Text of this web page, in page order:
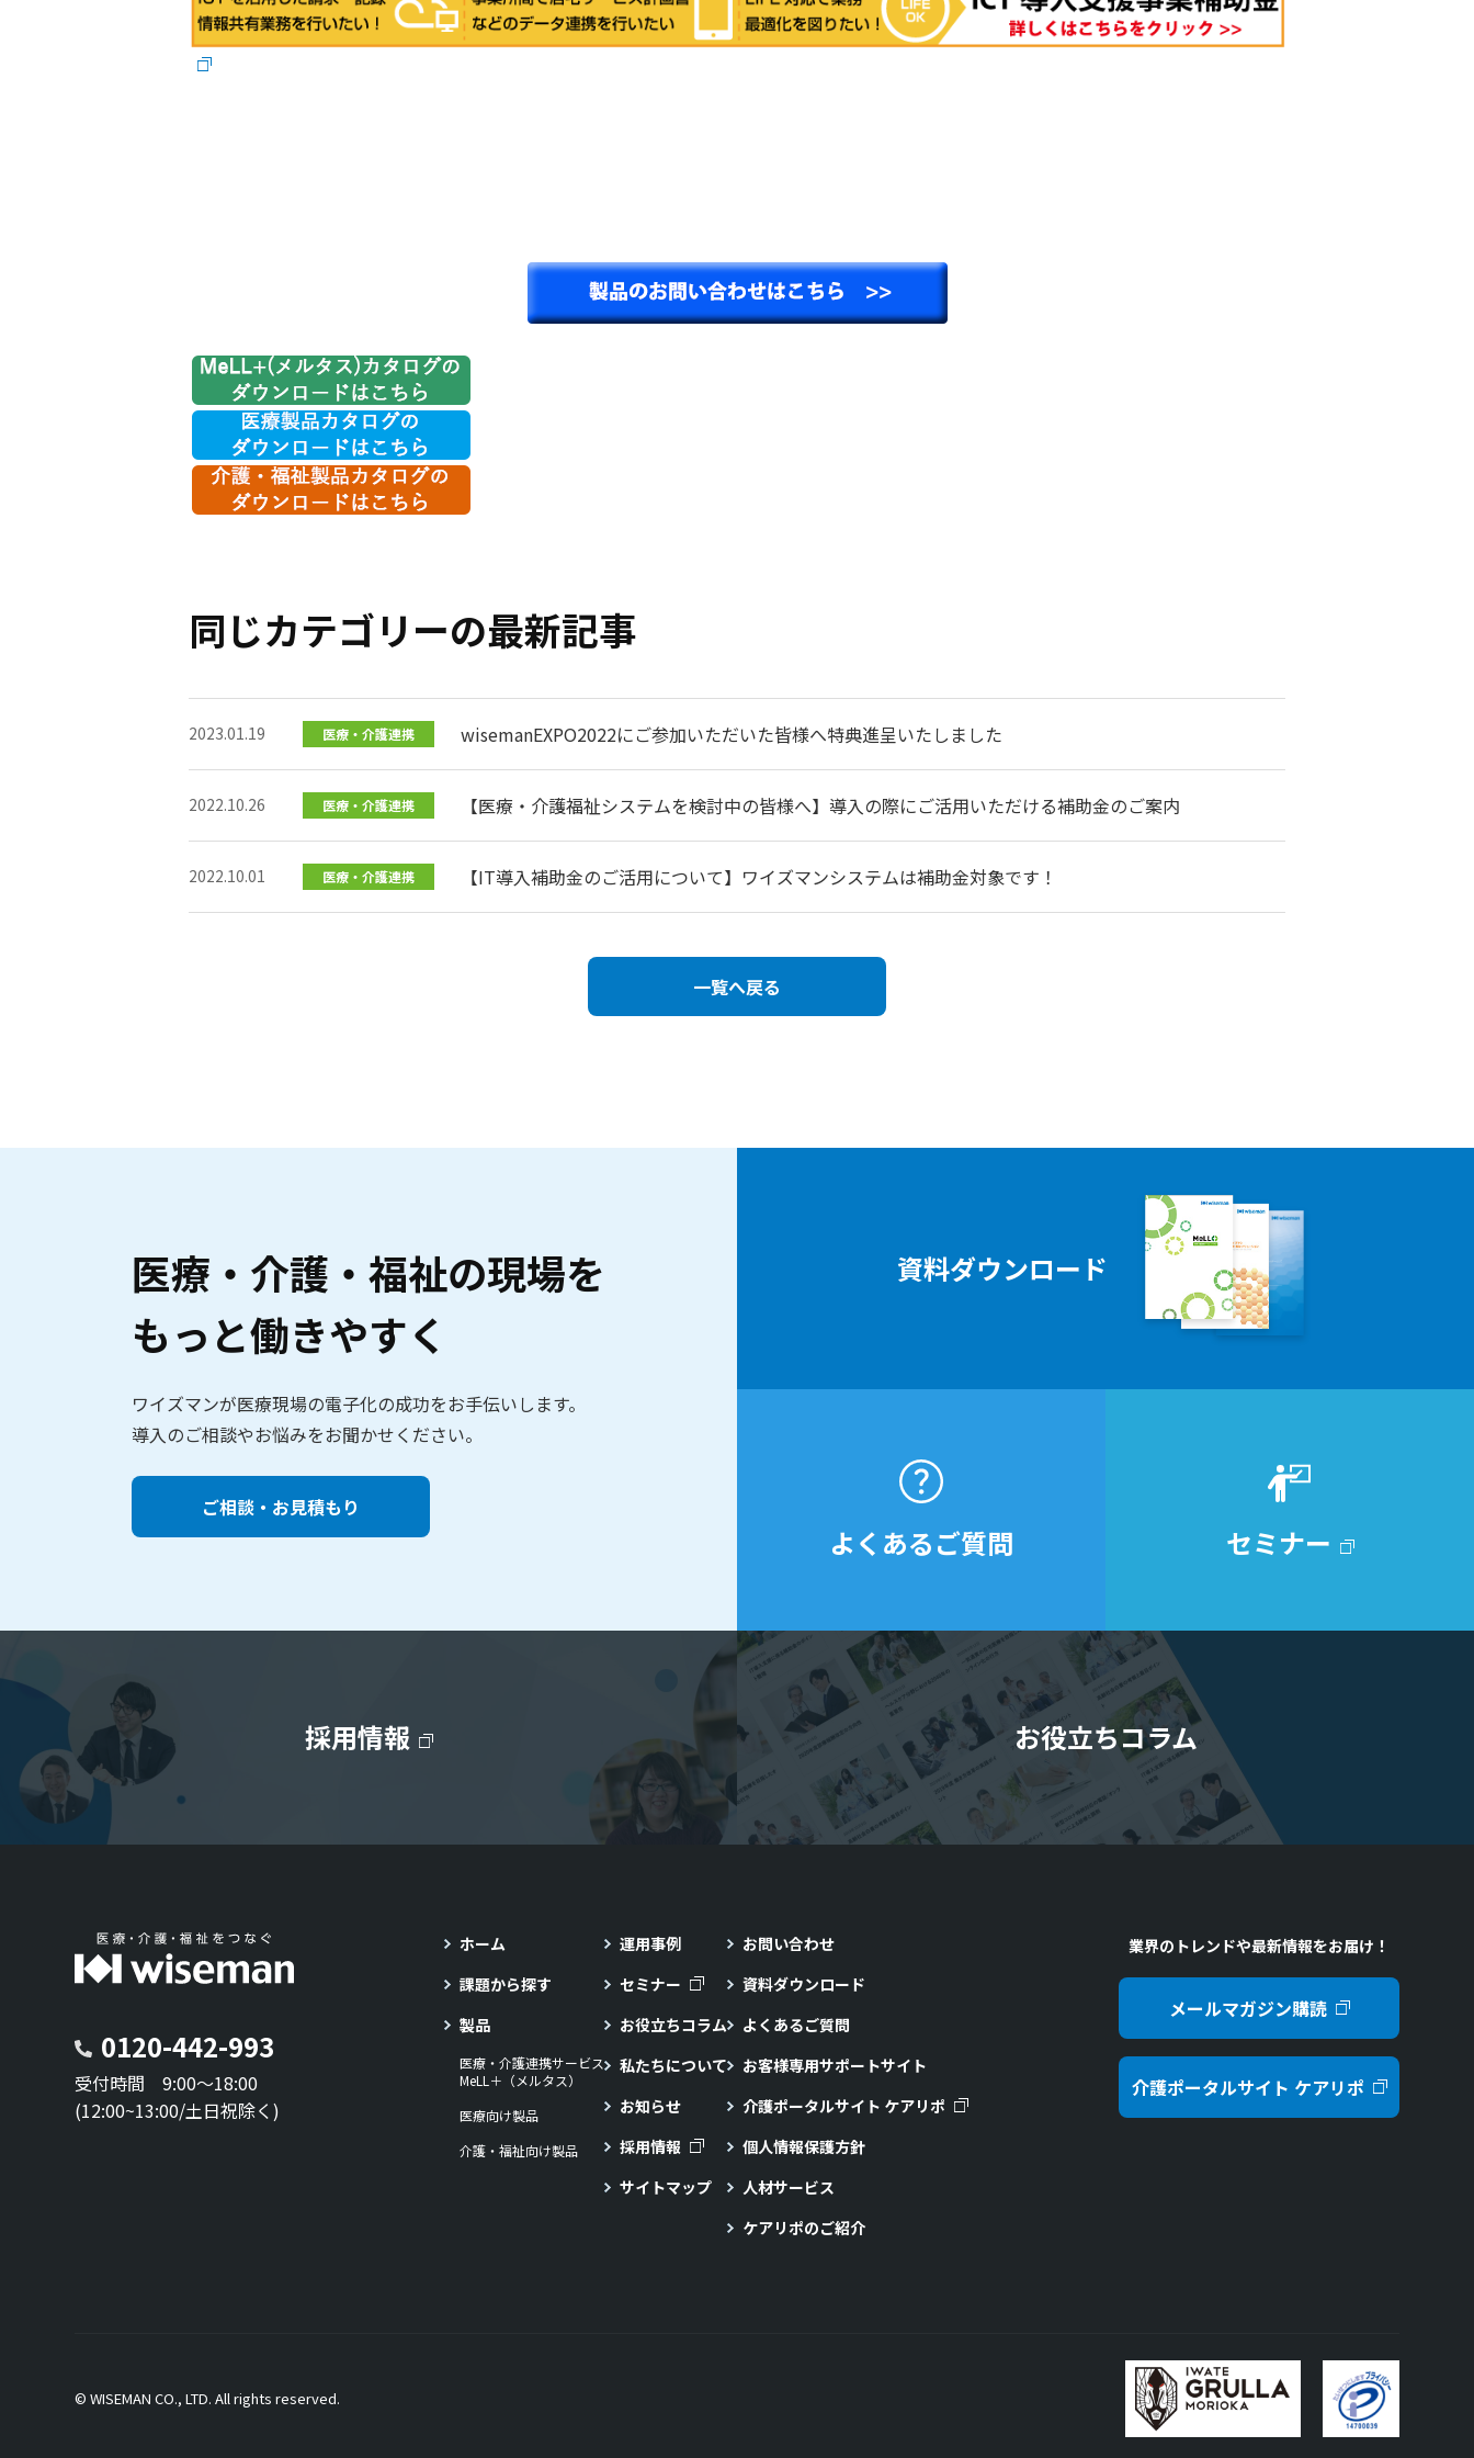
同じカテゴリーの最新記事
2023.01.19 医療・介護連携 wisemanEXPO2022にご参加いただいた皆様へ特典進呈いたしました
2022.10.26 医療・介護連携 【医療・介護福祉システムを検討中の皆様へ】導入の際にご活用いただける補助金のご案内
2022.10.01 医療・介護連携 【IT導入補助金のご活用について】ワイズマンシステムは補助金対象です！
一覧へ戻る
医療・介護・福祉の現場を
もっと働きやすく
ワイズマンが医療現場の電子化の成功をお手伝いします。
導入のご相談やお悩みをお聞かせください。
ご相談・お見積もり
資料ダウンロード
よくあるご質問 セミナー
採用情報 お役立ちコラム
0120-442-993
受付時間 9:00～18:00
(12:00~13:00/土日祝除く)
ホーム
課題から探す
製品
医療・介護連携サービス
MeLL＋（メルタス）
医療向け製品
介護・福祉向け製品
運用事例
セミナー
お役立ちコラム
私たちについて
お知らせ
採用情報
サイトマップ
お問い合わせ
資料ダウンロード
よくあるご質問
お客様専用サポートサイト
介護ポータルサイト ケアリポ
個人情報保護方針
人材サービス
ケアリポのご紹介
業界のトレンドや最新情報をお届け！
メールマガジン購読
介護ポータルサイト ケアリポ
© WISEMAN CO., LTD. All rights reserved.